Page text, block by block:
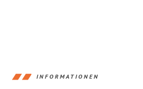
INFORMATIONEN